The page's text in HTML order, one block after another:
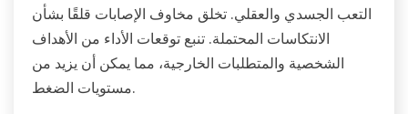
التعب الجسدي والعقلي. تخلق مخاوف الإصابات قلقًا بشأن
الانتكاسات المحتملة. تنبع توقعات الأداء من الأهداف
الشخصية والمتطلبات الخارجية، مما يمكن أن يزيد من
مستويات الضغط.